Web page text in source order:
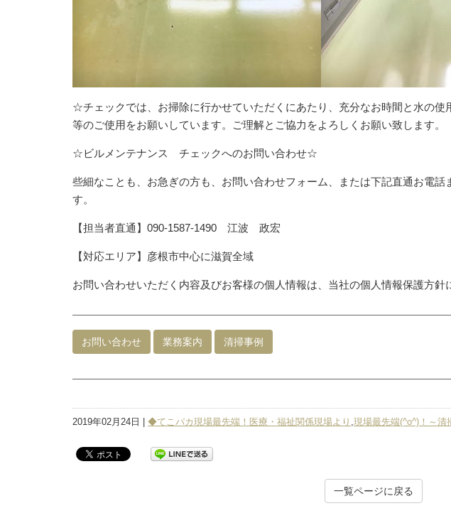
☆チェックでは、お掃除に行かせていただくにあたり、充分なお時間と水の使
等のご使用をお願いしています。ご理解とご協力をよろしくお願い致します。
☆ビルメンテナンス チェックへのお問い合わせ☆
些細なことも、お急ぎの方も、お問い合わせフォーム、または下記直通お電
す。
【担当者直通】090-1587-1490 江波 政宏
【対応エリア】彦根市中心に滋賀全域
お問い合わせいただく内容及びお客様の個人情報は、当社の個人情報保護方針
お問い合わせ 業務案内 清掃事例
2019年02月24日 | ◆てこパカ現場最先端！医療・福祉関係現場より ,現場最先端(^o^)！～清
一覧ページに戻る